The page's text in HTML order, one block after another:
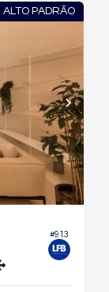
ALTO PADRÃO
#913